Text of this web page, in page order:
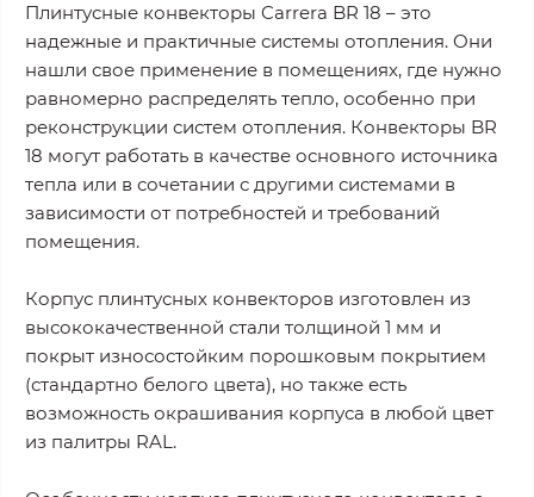
Плинтусные конвекторы Carrera BR 18 – это
надежные и практичные системы отопления. Они
нашли свое применение в помещениях, где нужно
равномерно распределять тепло, особенно при
реконструкции систем отопления. Конвекторы BR
18 могут работать в качестве основного источника
тепла или в сочетании с другими системами в
зависимости от потребностей и требований
помещения.
Корпус плинтусных конвекторов изготовлен из
высококачественной стали толщиной 1 мм и
покрыт износостойким порошковым покрытием
(стандартно белого цвета), но также есть
возможность окрашивания корпуса в любой цвет
из палитры RAL.